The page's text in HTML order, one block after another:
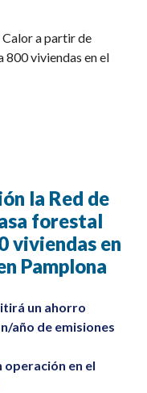
Calor a partir de
800 viviendas en el
la Red de
forestal
viviendas en
Pamplona
un ahorro
año de emisiones
en el